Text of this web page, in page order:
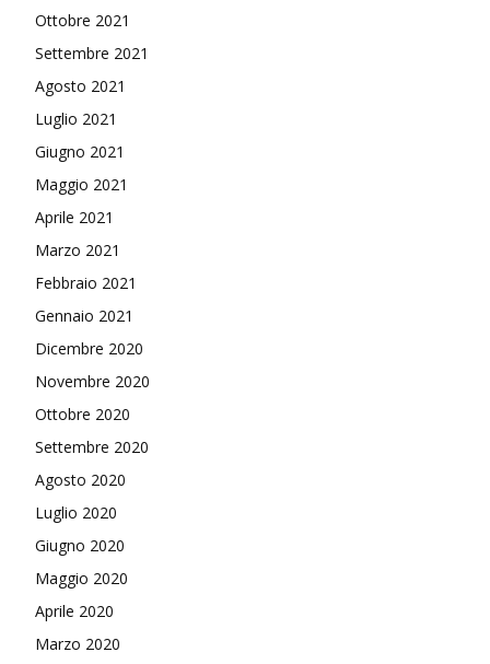
Ottobre 2021
Settembre 2021
Agosto 2021
Luglio 2021
Giugno 2021
Maggio 2021
Aprile 2021
Marzo 2021
Febbraio 2021
Gennaio 2021
Dicembre 2020
Novembre 2020
Ottobre 2020
Settembre 2020
Agosto 2020
Luglio 2020
Giugno 2020
Maggio 2020
Aprile 2020
Marzo 2020